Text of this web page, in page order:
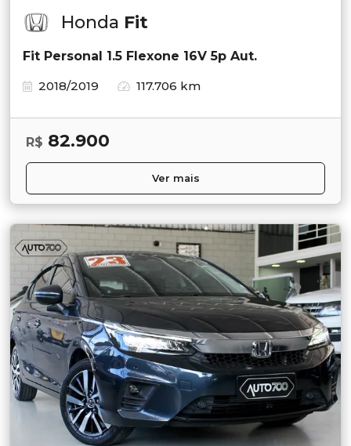
Honda Fit
Fit Personal 1.5 Flexone 16V 5p Aut.
2018/2019
117.706 km
R$ 82.900
Ver mais